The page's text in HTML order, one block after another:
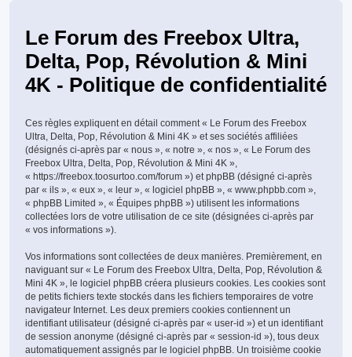
Le Forum des Freebox Ultra,
Delta, Pop, Révolution & Mini
4K - Politique de confidentialité
Ces règles expliquent en détail comment « Le Forum des Freebox
Ultra, Delta, Pop, Révolution & Mini 4K » et ses sociétés affiliées
(désignés ci-après par « nous », « notre », « nos », « Le Forum des
Freebox Ultra, Delta, Pop, Révolution & Mini 4K »,
« https://freebox.toosurtoo.com/forum ») et phpBB (désigné ci-après
par « ils », « eux », « leur », « logiciel phpBB », « www.phpbb.com »,
« phpBB Limited », « Équipes phpBB ») utilisent les informations
collectées lors de votre utilisation de ce site (désignées ci-après par
« vos informations »).
Vos informations sont collectées de deux manières. Premièrement, en
naviguant sur « Le Forum des Freebox Ultra, Delta, Pop, Révolution &
Mini 4K », le logiciel phpBB créera plusieurs cookies. Les cookies sont
de petits fichiers texte stockés dans les fichiers temporaires de votre
navigateur Internet. Les deux premiers cookies contiennent un
identifiant utilisateur (désigné ci-après par « user-id ») et un identifiant
de session anonyme (désigné ci-après par « session-id »), tous deux
automatiquement assignés par le logiciel phpBB. Un troisième cookie